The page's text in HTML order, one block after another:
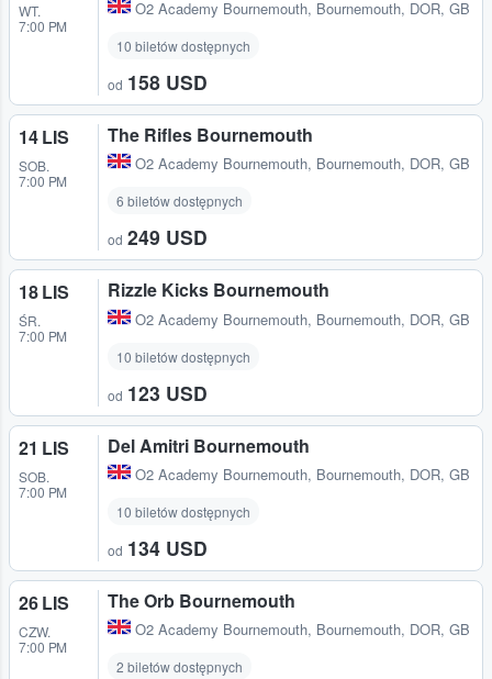
WT.
7:00 PM
O2 Academy Bournemouth, Bournemouth, DOR, GB
10 biletów dostępnych
od 158 USD
14 LIS
SOB.
7:00 PM
The Rifles Bournemouth
O2 Academy Bournemouth, Bournemouth, DOR, GB
6 biletów dostępnych
od 249 USD
18 LIS
ŚR.
7:00 PM
Rizzle Kicks Bournemouth
O2 Academy Bournemouth, Bournemouth, DOR, GB
10 biletów dostępnych
od 123 USD
21 LIS
SOB.
7:00 PM
Del Amitri Bournemouth
O2 Academy Bournemouth, Bournemouth, DOR, GB
10 biletów dostępnych
od 134 USD
26 LIS
CZW.
7:00 PM
The Orb Bournemouth
O2 Academy Bournemouth, Bournemouth, DOR, GB
2 biletów dostępnych